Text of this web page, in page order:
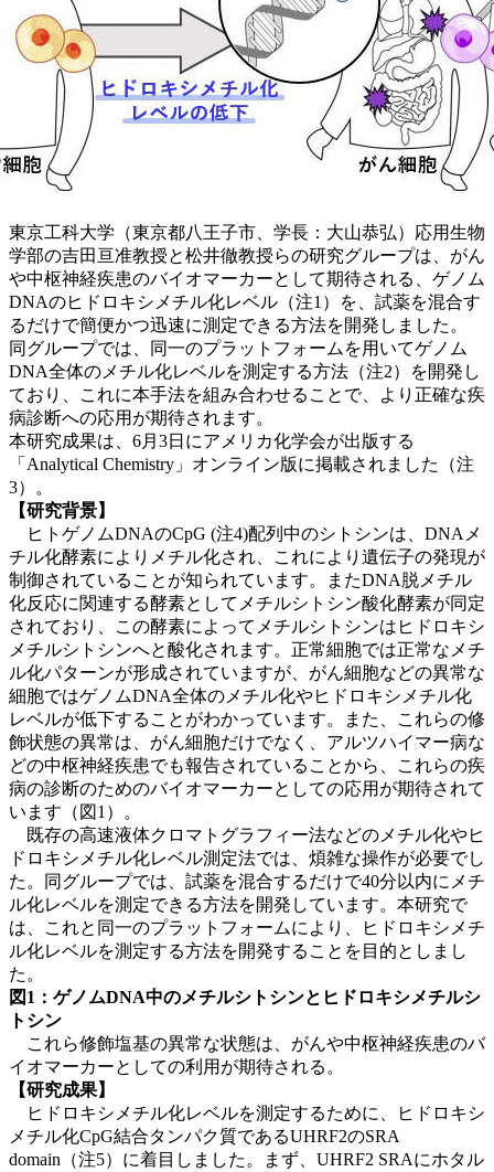
東京工科大学（東京都八王子市、学長：大山恭弘）応用生物
学部の吉田亘准教授と松井徹教授らの研究グループは、がん
や中枢神経疾患のバイオマーカーとして期待される、ゲノム
DNAのヒドロキシメチル化レベル（注1）を、試薬を混合す
るだけで簡便かつ迅速に測定できる方法を開発しました。
同グループでは、同一のプラットフォームを用いてゲノム
DNA全体のメチル化レベルを測定する方法（注2）を開発し
ており、これに本手法を組み合わせることで、より正確な疾
病診断への応用が期待されます。
本研究成果は、6月3日にアメリカ化学会が出版する
「Analytical Chemistry」オンライン版に掲載されました（注
3）。
【研究背景】
ヒトゲノムDNAのCpG (注4)配列中のシトシンは、DNAメ
チル化酵素によりメチル化され、これにより遺伝子の発現が
制御されていることが知られています。またDNA脱メチル
化反応に関連する酵素としてメチルシトシン酸化酵素が同定
されており、この酵素によってメチルシトシンはヒドロキシ
メチルシトシンへと酸化されます。正常細胞では正常なメチ
ル化パターンが形成されていますが、がん細胞などの異常な
細胞ではゲノムDNA全体のメチル化やヒドロキシメチル化
レベルが低下することがわかっています。また、これらの修
飾状態の異常は、がん細胞だけでなく、アルツハイマー病な
どの中枢神経疾患でも報告されていることから、これらの疾
病の診断のためのバイオマーカーとしての応用が期待されて
います（図1）。
既存の高速液体クロマトグラフィー法などのメチル化やヒ
ドロキシメチル化レベル測定法では、煩雑な操作が必要でし
た。同グループでは、試薬を混合するだけで40分以内にメチ
ル化レベルを測定できる方法を開発しています。本研究で
は、これと同一のプラットフォームにより、ヒドロキシメチ
ル化レベルを測定する方法を開発することを目的としまし
た。
図1：ゲノムDNA中のメチルシトシンとヒドロキシメチルシ
トシン
これら修飾塩基の異常な状態は、がんや中枢神経疾患のバ
イオマーカーとしての利用が期待される。
【研究成果】
ヒドロキシメチル化レベルを測定するために、ヒドロキシ
メチル化CpG結合タンパク質であるUHRF2のSRA
domain（注5）に着目しました。まず、UHRF2 SRAにホタル